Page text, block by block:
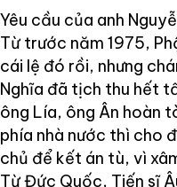
Yêu cầu của anh
Từ trước năm 1975,
cái lệ đó rồi, nhưng
Nghĩa đã tịch thu hết
ông Lía, ông Ân hoàn
phía nhà nước thì cho
chủ để kết án tù, vì
Từ Đức Quốc, Tiến sĩ